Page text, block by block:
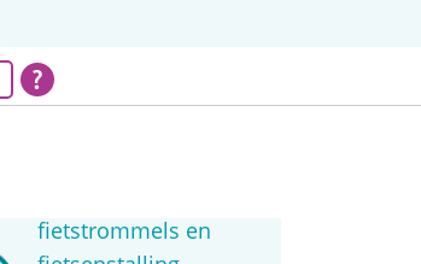
fietstrommels en